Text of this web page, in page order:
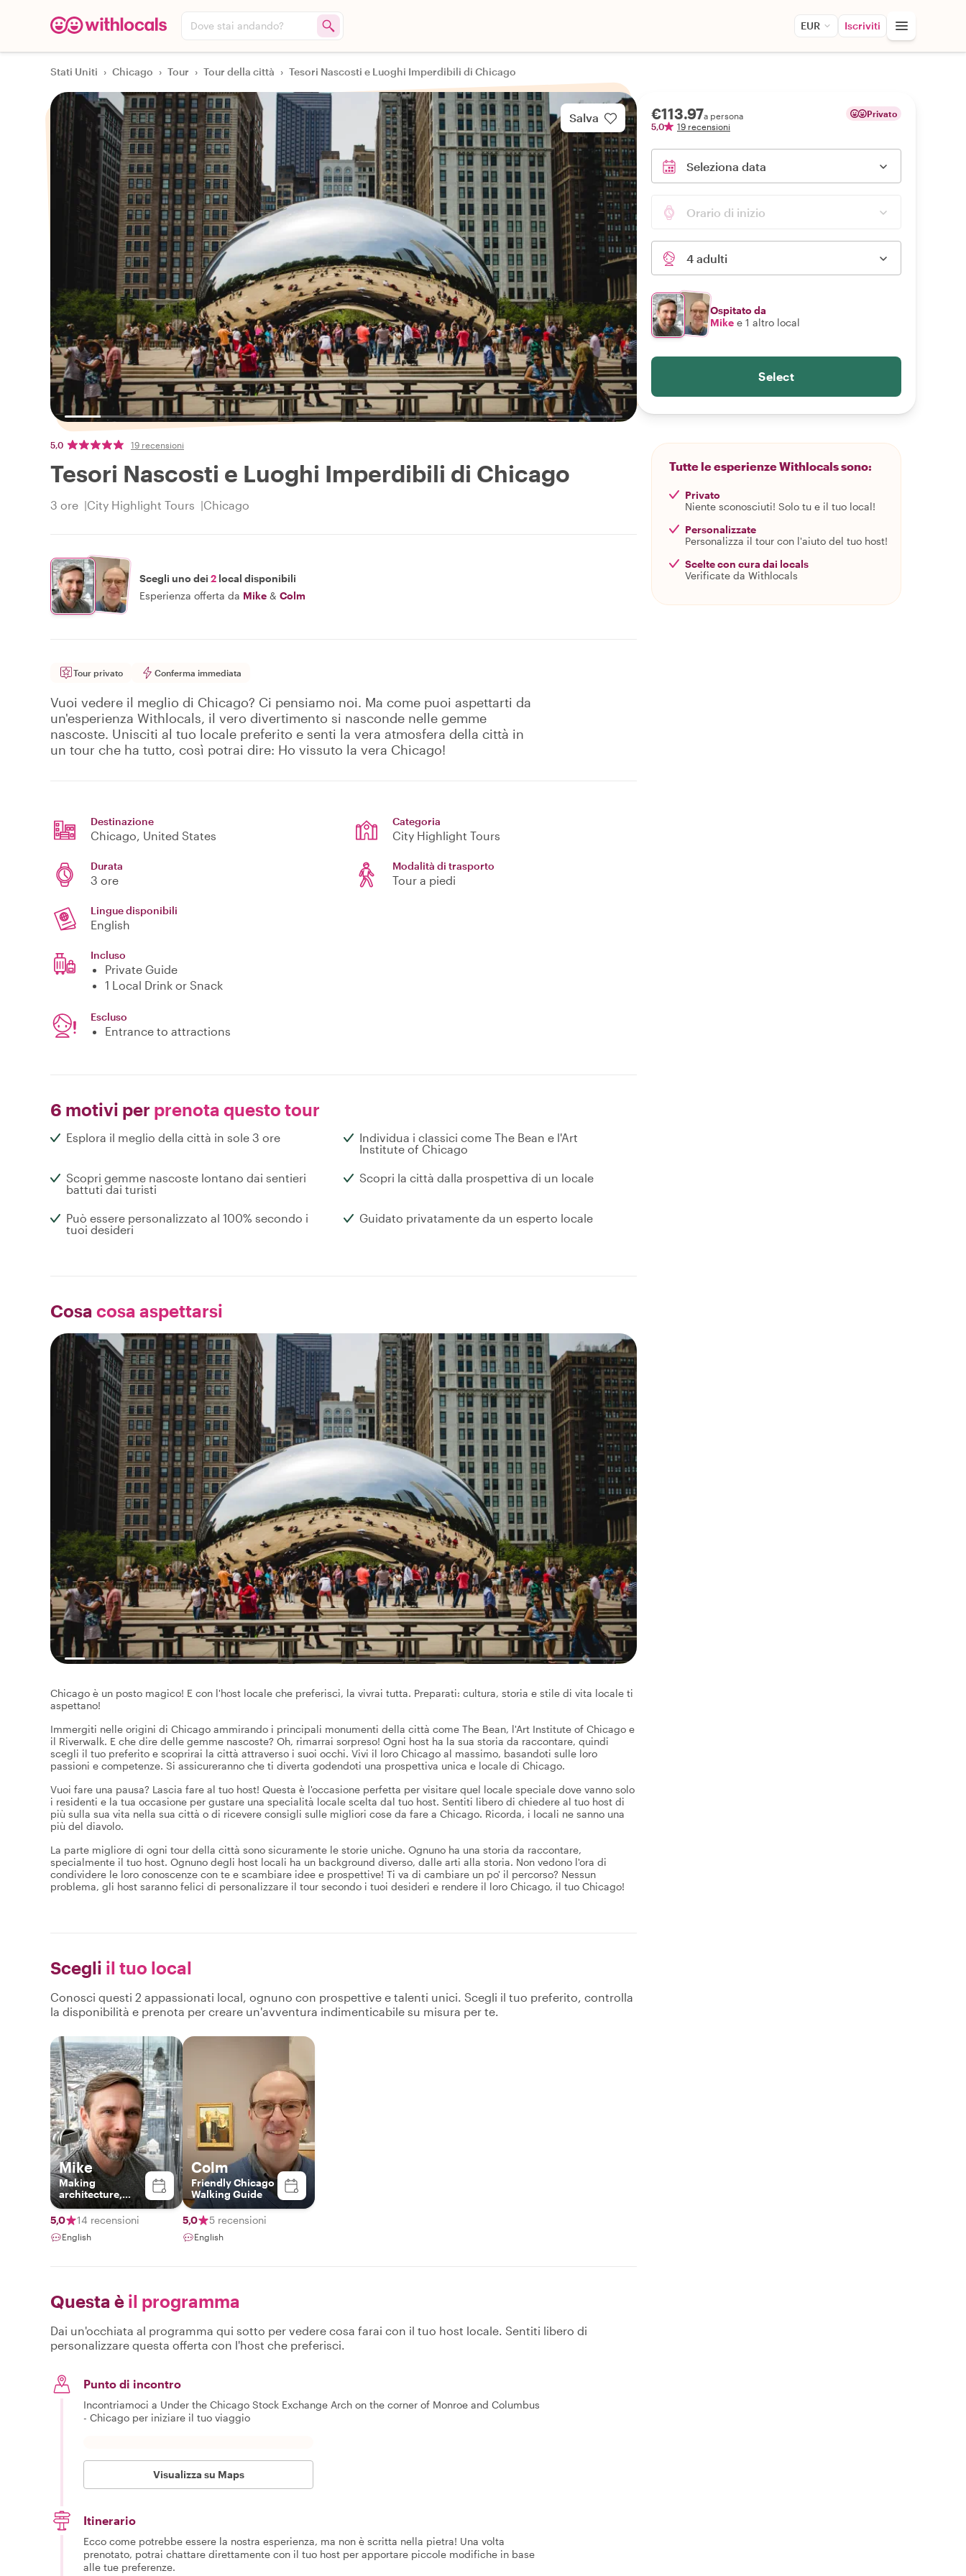
Dove stai andando? EUR Iscriviti
Stati Uniti › Chicago › Tour › Tour della città › Tesori Nascosti e Luoghi Imperdibili di Chicago
Salva
5,0 19 recensioni
Tesori Nascosti e Luoghi Imperdibili di Chicago
3 ore City Highlight Tours Chicago
Scegli uno dei 2 local disponibili
Esperienza offerta da Mike & Colm
Tour privato Conferma immediata
Vuoi vedere il meglio di Chicago? Ci pensiamo noi. Ma come puoi aspettarti da
un'esperienza Withlocals, il vero divertimento si nasconde nelle gemme
nascoste. Unisciti al tuo locale preferito e senti la vera atmosfera della città in
un tour che ha tutto, così potrai dire: Ho vissuto la vera Chicago!
Destinazione
Chicago, United States
Categoria
City Highlight Tours
Durata
3 ore
Modalità di trasporto
Tour a piedi
Lingue disponibili
English
Incluso
Private Guide
1 Local Drink or Snack
Escluso
Entrance to attractions
6 motivi per prenota questo tour
Esplora il meglio della città in sole 3 ore
Individua i classici come The Bean e l'Art
Institute of Chicago
Scopri gemme nascoste lontano dai sentieri
battuti dai turisti
Scopri la città dalla prospettiva di un locale
Può essere personalizzato al 100% secondo i
tuoi desideri
Guidato privatamente da un esperto locale
Cosa cosa aspettarsi
Chicago è un posto magico! E con l'host locale che preferisci, la vivrai tutta. Preparati: cultura, storia e stile di vita locale ti
aspettano!
Immergiti nelle origini di Chicago ammirando i principali monumenti della città come The Bean, l'Art Institute of Chicago e
il Riverwalk. E che dire delle gemme nascoste? Oh, rimarrai sorpreso! Ogni host ha la sua storia da raccontare, quindi
scegli il tuo preferito e scoprirai la città attraverso i suoi occhi. Vivi il loro Chicago al massimo, basandoti sulle loro
passioni e competenze. Si assicureranno che ti diverta godendoti una prospettiva unica e locale di Chicago.
Vuoi fare una pausa? Lascia fare al tuo host! Questa è l'occasione perfetta per visitare quel locale speciale dove vanno solo
i residenti e la tua occasione per gustare una specialità locale scelta dal tuo host. Sentiti libero di chiedere al tuo host di
più sulla sua vita nella sua città o di ricevere consigli sulle migliori cose da fare a Chicago. Ricorda, i locali ne sanno una
più del diavolo.
La parte migliore di ogni tour della città sono sicuramente le storie uniche. Ognuno ha una storia da raccontare,
specialmente il tuo host. Ognuno degli host locali ha un background diverso, dalle arti alla storia. Non vedono l'ora di
condividere le loro conoscenze con te e scambiare idee e prospettive! Ti va di cambiare un po' il percorso? Nessun
problema, gli host saranno felici di personalizzare il tour secondo i tuoi desideri e rendere il loro Chicago, il tuo Chicago!
Scegli il tuo local
Conosci questi 2 appassionati local, ognuno con prospettive e talenti unici. Scegli il tuo preferito, controlla
la disponibilità e prenota per creare un'avventura indimenticabile su misura per te.
Mike
Making
architecture,
design, & history
fun & interesting!
5,0 14 recensioni
English
Colm
Friendly Chicago
Walking Guide
5,0 5 recensioni
English
Questa è il programma
Dai un'occhiata al programma qui sotto per vedere cosa farai con il tuo host locale. Sentiti libero di
personalizzare questa offerta con l'host che preferisci.
Punto di incontro
Incontriamoci a Under the Chicago Stock Exchange Arch on the corner of Monroe and Columbus
- Chicago per iniziare il tuo viaggio
Visualizza su Maps
Itinerario
Ecco come potrebbe essere la nostra esperienza, ma non è scritta nella pietra! Una volta
prenotato, potrai chattare direttamente con il tuo host per apportare piccole modifiche in base
alle tue preferenze.
€113.97a persona
5,0
19 recensioni
Privato
Seleziona data
Orario di inizio
4 adulti
Ospitato da
Mike e 1 altro local
Select
Tutte le esperienze Withlocals sono:
Privato
Niente sconosciuti! Solo tu e il tuo local!
Personalizzate
Personalizza il tour con l'aiuto del tuo host!
Scelte con cura dai locals
Verificate da Withlocals